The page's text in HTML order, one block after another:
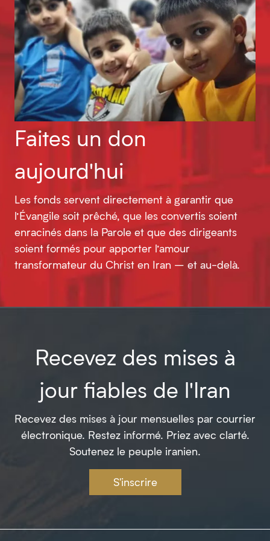
Faites un don
aujourd'hui
Les fonds servent directement à garantir que
l’Évangile soit prêché, que les convertis soient
enracinés dans la Parole et que des dirigeants
soient formés pour apporter l’amour
transformateur du Christ en Iran – et au-delà.
Recevez des mises à
jour fiables de l'Iran
Recevez des mises à jour mensuelles par courrier
électronique. Restez informé. Priez avec clarté.
Soutenez le peuple iranien.
S'inscrire